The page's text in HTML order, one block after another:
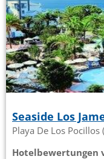
Seaside Los
Playa De Los
Hotelbewertungen